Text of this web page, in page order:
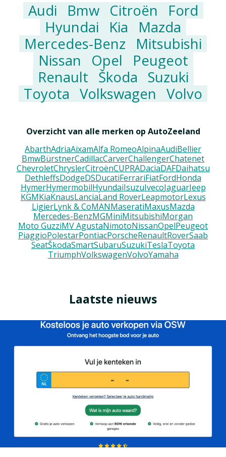
Audi Bmw Citroën
Ford
Hyundai
Kia
Mazda
Mercedes-Benz
Mitsubishi
Nissan
Opel
Peugeot
Renault Škoda
Suzuki
Toyota Volkswagen Volvo
Overzicht van alle merken op AutoZeeland
AbarthAdriaAixamAlfa RomeoAlpinaAudiBellier
BmwBürstnerCadillacCarverChallengerChatenet
ChevroletChryslerCitroënCUPRADaciaDAFDaihatsu
DethleffsDodgeDSDucatiFerrariFiatFordHonda
HymerHymermobilHyundaiIsuzuIvecoJaguarJeep
KGMKiaKnausLanciaLand RoverLeapmotorLexus
LigierLynk & CoMANMaseratiMaxusMazda
Mercedes-BenzMGMiniMitsubishiMorgan
Moto GuzziMV AgustaNimotoNissanOpelPeugeot
PiaggioPolestarPontiacPorscheRenaultRoverSaab
SeatŠkodaSmartSubaruSuzukiTeslaToyota
TriumphVolkswagenVolvoYamaha
Laatste nieuws